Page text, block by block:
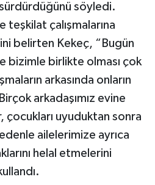
söyledi.
çalışmalarına
belirten Kekeç, “Bugün
bizimle birlikte olması çok
arkasında onların
arkadaşımız evine
uyuduktan sonra
ailelerimize ayrıca
helal etmelerini